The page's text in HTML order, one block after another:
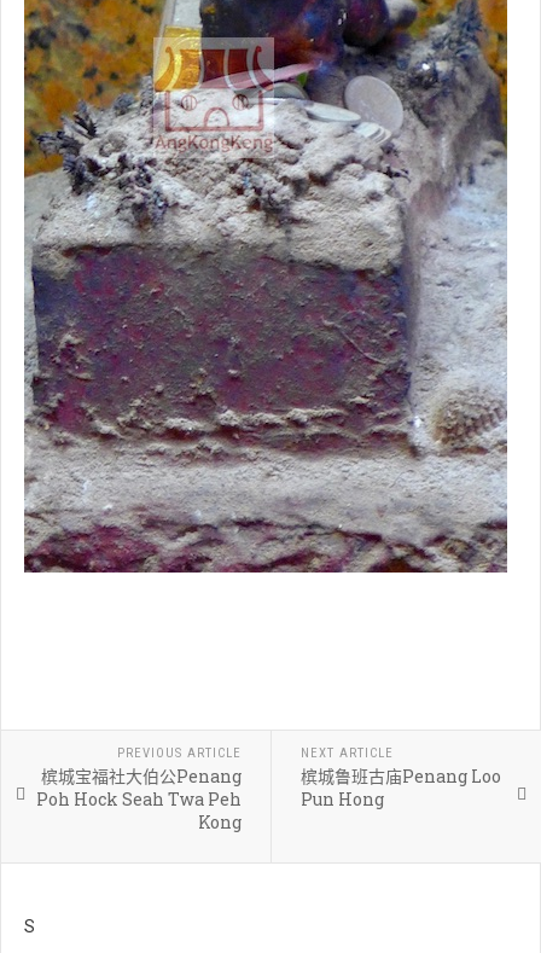
PREVIOUS ARTICLE
槟城宝福社大伯公Penang
Poh Hock Seah Twa Peh
Kong
NEXT ARTICLE
槟城鲁班古庙Penang Loo
Pun Hong
S